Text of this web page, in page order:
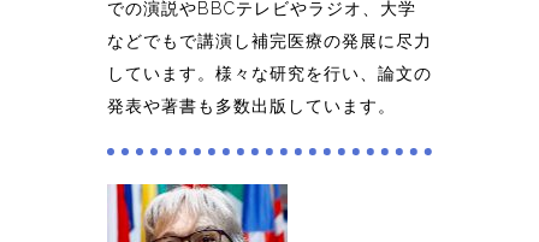
での演説やBBCテレビやラジオ、大学
などでもで講演し補完医療の発展に尽力
しています。様々な研究を行い、論文の
発表や著書も多数出版しています。